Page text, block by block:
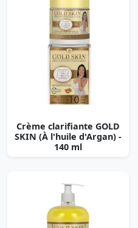
Crème clarifiante GOLD
SKIN (À l'huile d'Argan) -
140 ml